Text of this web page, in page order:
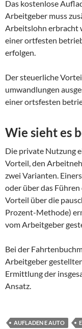
Das kostenlose
Arbeitgeber muss
Arbeitslohn erbracht
einer ortfesten
erfolgen.
Der steuerliche
umwandlungen
einer ortsfesten
Wie sieht es
Die private Nutzung
Vorteil, den
zwei Varianten.
oder über das
Vorteil über die
Prozent-Methode)
vom Arbeitgeber
Bei der
Arbeitgeber
Ermittlung der
Ansatz.
AUFLADEN E AUTO